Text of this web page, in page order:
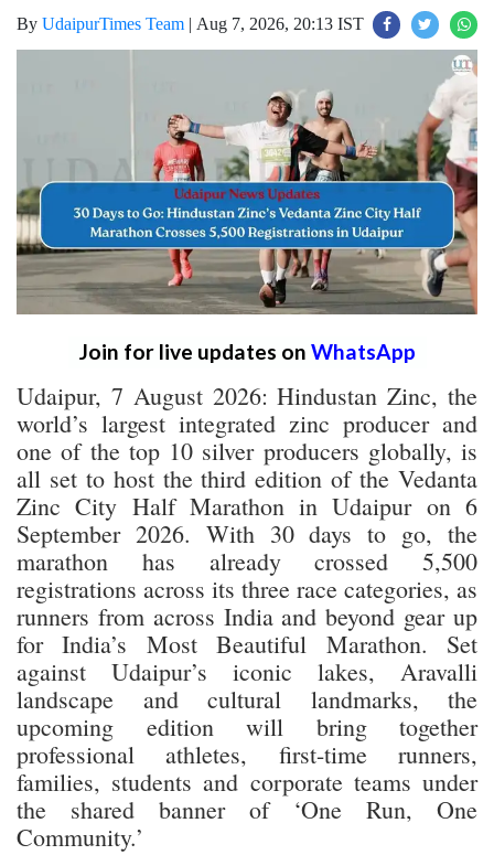
By UdaipurTimes Team | Aug 7, 2026, 20:13 IST
Join for live updates on WhatsApp
Udaipur, 7 August 2026: Hindustan Zinc, the
world’s largest integrated zinc producer and
one of the top 10 silver producers globally, is
all set to host the third edition of the Vedanta
Zinc City Half Marathon in Udaipur on 6
September 2026. With 30 days to go, the
marathon has already crossed 5,500
registrations across its three race categories, as
runners from across India and beyond gear up
for India’s Most Beautiful Marathon. Set
against Udaipur’s iconic lakes, Aravalli
landscape and cultural landmarks, the
upcoming edition will bring together
professional athletes, first-time runners,
families, students and corporate teams under
the shared banner of ‘One Run, One
Community.’